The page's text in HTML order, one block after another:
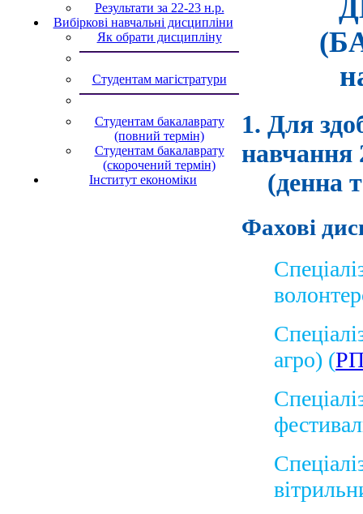
Результати за 22-23 н.р.
Вибіркові навчальні дисципліни
Як обрати дисципліну
Студентам магістратури
Студентам бакалаврату
(повний термін)
Студентам бакалаврату
(скорочений термін)
Інститут економіки
1. Для
навчання
(денна
Фахові
агро) (